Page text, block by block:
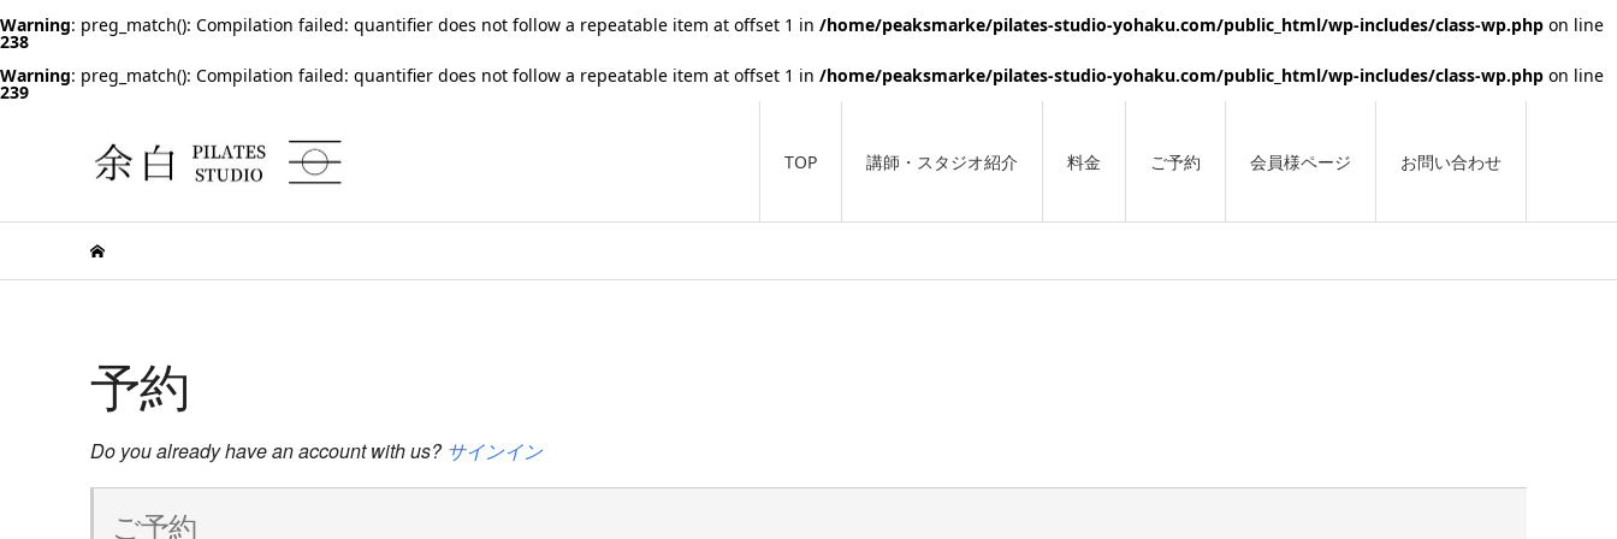
Warning: preg_match(): Compilation failed: quantifier does not follow a repeatable item at offset 1 in /home/peaksmarke/pilates-studio-yohaku.com/public_html/wp-includes/class-wp.php on line
238
Warning: preg_match(): Compilation failed: quantifier does not follow a repeatable item at offset 1 in /home/peaksmarke/pilates-studio-yohaku.com/public_html/wp-includes/class-wp.php on line
239
TOP 講師・スタジオ紹介 料金 ご予約 会員様ページ お問い合わせ
予約
Do you already have an account with us? サインイン
ご予約